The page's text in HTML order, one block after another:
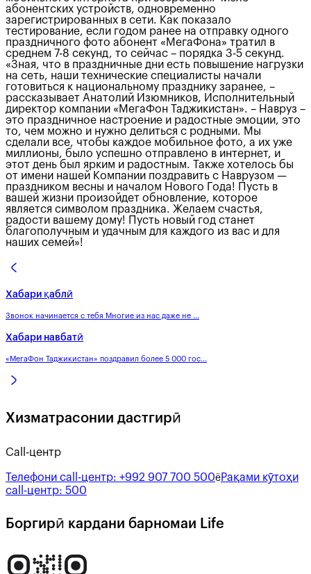
абонентских устройств, одновременно
зарегистрированных в сети. Как показало
тестирование, если годом ранее на отправку одного
праздничного фото абонент «МегаФона» тратил в
среднем 7-8 секунд, то сейчас – порядка 3-5 секунд.
«Зная, что в праздничные дни есть повышение нагрузки
на сеть, наши технические специалисты начали
готовиться к национальному празднику заранее, –
рассказывает Анатолий Изюмников, Исполнительный
директор компании «МегаФон Таджикистан». – Навруз –
это праздничное настроение и радостные эмоции, это
то, чем можно и нужно делиться с родными. Мы
сделали все, чтобы каждое мобильное фото, а их уже
миллионы, было успешно отправлено в интернет, и
этот день был ярким и радостным. Также хотелось бы
от имени нашей Компании поздравить с Наврузом —
праздником весны и началом Нового Года! Пусть в
вашей жизни произойдет обновление, которое
является символом праздника. Желаем счастья,
радости вашему дому! Пусть новый год станет
благополучным и удачным для каждого из вас и для
наших семей»!
Хабари қаблӣ
Звонок начинается с тебя Многие из нас даже не ...
Хабари навбатӣ
«МегаФон Таджикистан» поздравил более 5 000 гос...
Хизматрасонии дастгирӣ
Call-центр
Телефони call-центр: +992 907 700 500ёРақами кӯтоҳи
call-центр: 500
Боргирӣ кардани барномаи Life